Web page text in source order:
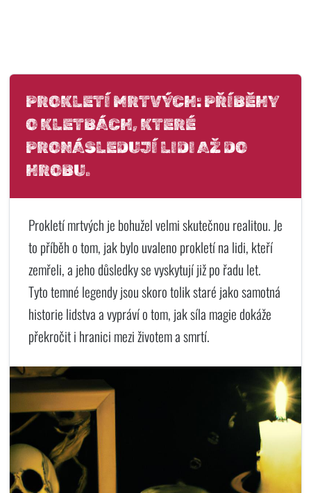
PROKLETÍ MRTVÝCH: PŘÍBĚHY
O KLETBÁCH, KTERÉ
PRONÁSLEDUJÍ LIDI AŽ DO
HROBU.
Prokletí mrtvých je bohužel velmi skutečnou realitou. Je
to příběh o tom, jak bylo uvaleno prokletí na lidi, kteří
zemřeli, a jeho důsledky se vyskytují již po řadu let.
Tyto temné legendy jsou skoro tolik staré jako samotná
historie lidstva a vypráví o tom, jak síla magie dokáže
překročit i hranici mezi životem a smrtí.